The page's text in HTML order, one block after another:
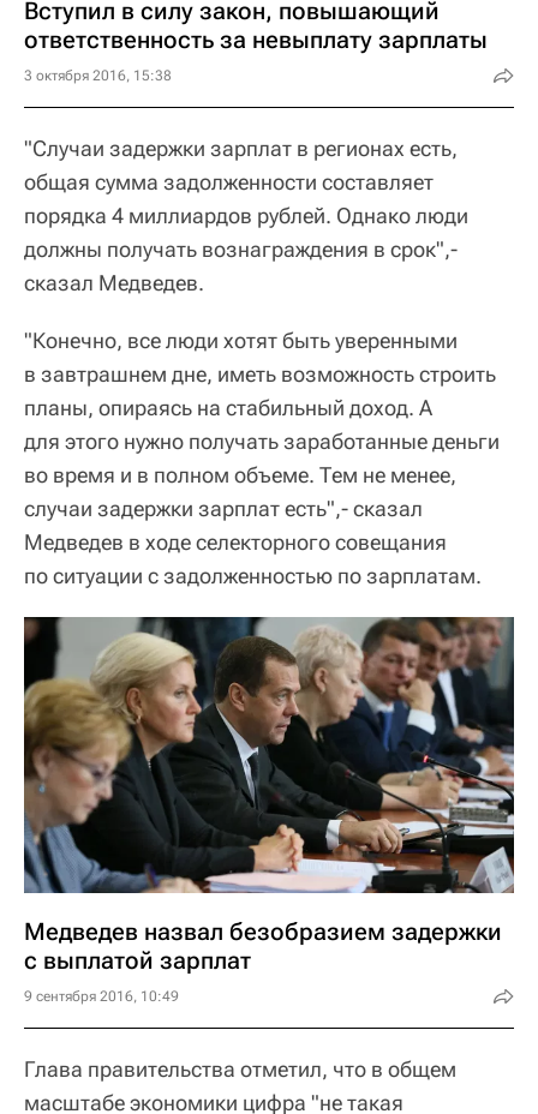
Вступил в силу закон, повышающий
ответственность за невыплату зарплаты
3 октября 2016, 15:38
"Случаи задержки зарплат в регионах есть,
общая сумма задолженности составляет
порядка 4 миллиардов рублей. Однако люди
должны получать вознаграждения в срок",-
сказал Медведев.
"Конечно, все люди хотят быть уверенными
в завтрашнем дне, иметь возможность строить
планы, опираясь на стабильный доход. А
для этого нужно получать заработанные деньги
во время и в полном объеме. Тем не менее,
случаи задержки зарплат есть",- сказал
Медведев в ходе селекторного совещания
по ситуации с задолженностью по зарплатам.
Медведев назвал безобразием задержки
с выплатой зарплат
9 сентября 2016, 10:49
Глава правительства отметил, что в общем
масштабе экономики цифра "не такая